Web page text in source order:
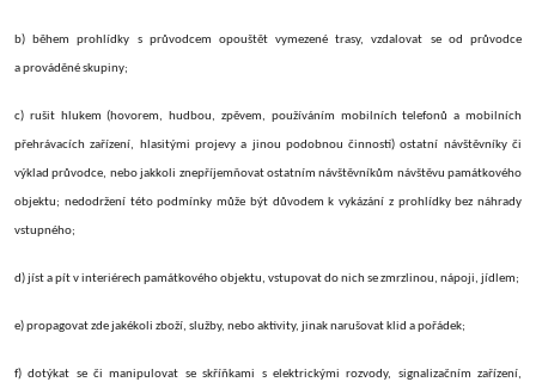
b) během prohlídky s průvodcem opouštět vymezené trasy, vzdalovat se od průvodce
a prováděné skupiny;
c) rušit hlukem (hovorem, hudbou, zpěvem, používáním mobilních telefonů a mobilních
přehrávacích zařízení, hlasitými projevy a jinou podobnou činností) ostatní návštěvníky či
výklad průvodce, nebo jakkoli znepříjemňovat ostatním návštěvníkům návštěvu památkového
objektu; nedodržení této podmínky může být důvodem k vykázání z prohlídky bez náhrady
vstupného;
d) jíst a pít v interiérechpamátkového objektu, vstupovat do nich se zmrzlinou, nápoji, jídlem;
e) propagovat zde jakékoli zboží, služby, nebo aktivity, jinak narušovat klid a pořádek;
f) dotýkat se či manipulovat se skříňkami s elektrickými rozvody, signalizačním zařízení,